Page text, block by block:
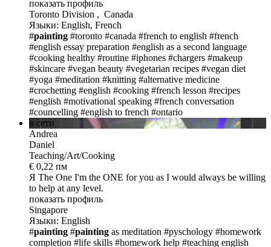
показать профиль
Toronto Division , Canada
Языки: English, French
#painting #toronto #canada #french to english #french
#english essay preparation #english as a second language
#cooking healthy #routine #iphones #chargers #makeup
#skincare #vegan beauty #vegetarian recipes #vegan diet
#yoga #meditation #knitting #alternative medicine
#crochetting #english #cooking #french lesson #recipes
#english #motivational speaking #french conversation
#councelling #english to french #ontario
в сети
Andrea
Daniel
Teaching/Art/Cooking
€ 0,22 пм
Я The One I'm the ONE for you as I would always be willing
to help at any level.
показать профиль
Singapore
Языки: English
#painting #painting as meditation #pyschology #homework
completion #life skills #homework help #teaching english